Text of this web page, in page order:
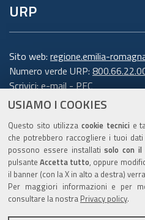
USIAMO I COOKIES
Questo sito utilizza cookie tecnici e
che potrebbero raccogliere i tuoi
possono essere installatisolo con il
pulsanteAccetta tutto, oppure
il banner (con la X in alto a destra)
Per maggiori informazioni e per
consultare la nostra Privacy policy.
URP
Sito web: regione.emilia-
Numero verde URP:
Scrivici:e-mail-PEC
Trasparenza
Amministrazione trasparente
Note legali e copyright
Privacy e cookie